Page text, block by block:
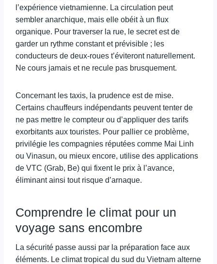
l’expérience vietnamienne. La circulation peut
sembler anarchique, mais elle obéit à un flux
organique. Pour traverser la rue, le secret est de
garder un rythme constant et prévisible ; les
conducteurs de deux-roues t’éviteront naturellement.
Ne cours jamais et ne recule pas brusquement.
Concernant les taxis, la prudence est de mise.
Certains chauffeurs indépendants peuvent tenter de
ne pas mettre le compteur ou d’appliquer des tarifs
exorbitants aux touristes. Pour pallier ce problème,
privilégie les compagnies réputées comme Mai Linh
ou Vinasun, ou mieux encore, utilise des applications
de VTC (Grab, Be) qui fixent le prix à l’avance,
éliminant ainsi tout risque d’arnaque.
Comprendre le climat pour un
voyage sans encombre
La sécurité passe aussi par la préparation face aux
éléments. Le climat tropical du sud du Vietnam alterne